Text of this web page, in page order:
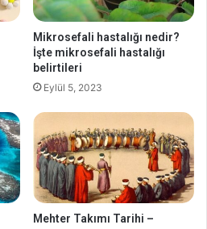
Mikrosefali hastalığı nedir?
İşte mikrosefali hastalığı
belirtileri
Eylül 5, 2023
Mehter Takımı Tarihi –